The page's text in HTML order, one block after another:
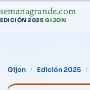
semanagrande.com
EDICIÓN 2025·GIJON
Gijon Edición 2025